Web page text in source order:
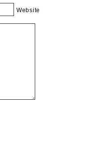
Website